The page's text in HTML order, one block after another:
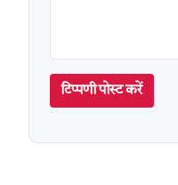
टिप्पणी पोस्ट करें